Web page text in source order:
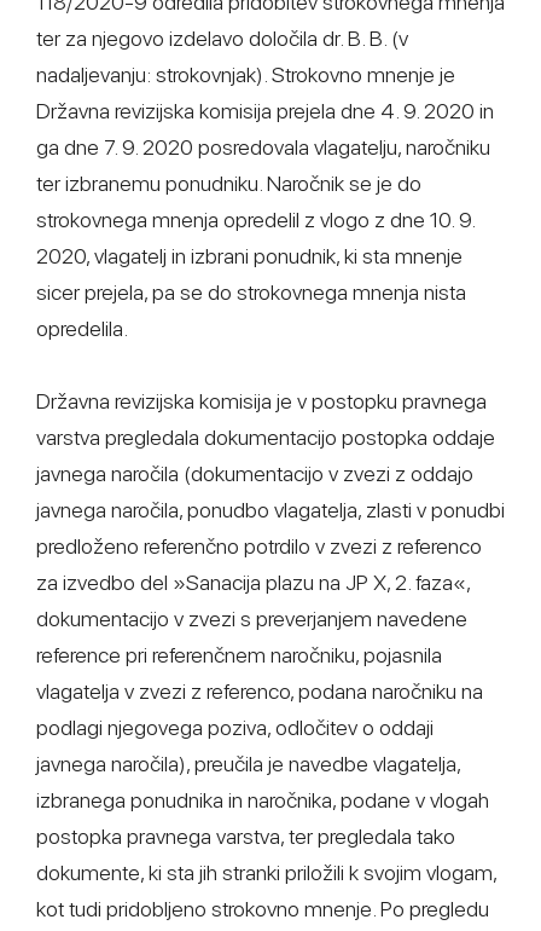
ter za njegovo izdelavo določila dr. B. B. (v
nadaljevanju: strokovnjak). Strokovno mnenje je
Državna revizijska komisija prejela dne 4. 9. 2020 in
ga dne 7. 9. 2020 posredovala vlagatelju, naročniku
ter izbranemu ponudniku. Naročnik se je do
strokovnega mnenja opredelil z vlogo z dne 10. 9.
2020, vlagatelj in izbrani ponudnik, ki sta mnenje
sicer prejela, pa se do strokovnega mnenja nista
opredelila.
Državna revizijska komisija je v postopku pravnega
varstva pregledala dokumentacijo postopka oddaje
javnega naročila (dokumentacijo v zvezi z oddajo
javnega naročila, ponudbo vlagatelja, zlasti v ponudbi
predloženo referenčno potrdilo v zvezi z referenco
za izvedbo del »Sanacija plazu na JP X, 2. faza«,
dokumentacijo v zvezi s preverjanjem navedene
reference pri referenčnem naročniku, pojasnila
vlagatelja v zvezi z referenco, podana naročniku na
podlagi njegovega poziva, odločitev o oddaji
javnega naročila), preučila je navedbe vlagatelja,
izbranega ponudnika in naročnika, podane v vlogah
postopka pravnega varstva, ter pregledala tako
dokumente, ki sta jih stranki priložili k svojim vlogam,
kot tudi pridobljeno strokovno mnenje. Po pregledu